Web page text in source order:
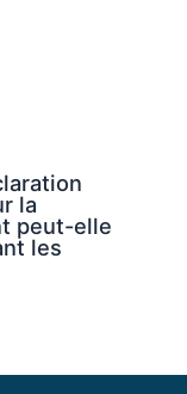
la
peut-elle
les